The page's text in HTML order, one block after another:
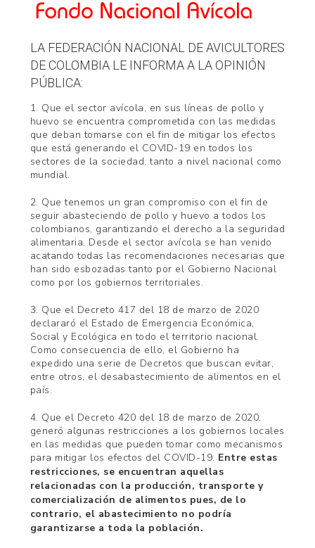
LA FEDERACIÓN NACIONAL DE AVICULTORES
DE COLOMBIA LE INFORMA A LA OPINIÓN
PÚBLICA:
1. Que el sector avícola, en sus líneas de pollo y
huevo se encuentra comprometida con las medidas
que deban tomarse con el fin de mitigar los efectos
que está generando el COVID-19 en todos los
sectores de la sociedad, tanto a nivel nacional como
mundial.
2. Que tenemos un gran compromiso con el fin de
seguir abasteciendo de pollo y huevo a todos los
colombianos, garantizando el derecho a la seguridad
alimentaria. Desde el sector avícola se han venido
acatando todas las recomendaciones necesarias que
han sido esbozadas tanto por el Gobierno Nacional
como por los gobiernos territoriales.
3. Que el Decreto 417 del 18 de marzo de 2020
declararó el Estado de Emergencia Económica,
Social y Ecológica en todo el territorio nacional.
Como consecuencia de ello, el Gobierno ha
expedido una serie de Decretos que buscan evitar,
entre otros, el desabastecimiento de alimentos en el
país.
4. Que el Decreto 420 del 18 de marzo de 2020,
generó algunas restricciones a los gobiernos locales
en las medidas que pueden tomar como mecanismos
para mitigar los efectos del COVID-19. Entre estas
restricciones, se encuentran aquellas
relacionadas con la producción, transporte y
comercialización de alimentos pues, de lo
contrario, el abastecimiento no podría
garantizarse a toda la población.